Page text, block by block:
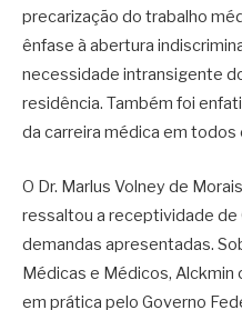
precarização do trabalho
ênfase à abertura
necessidade intransigente
residência. Também foi
da carreira médica em todos
O Dr. Marlus Volney de
ressaltou a receptividade de
demandas apresentadas.
Médicas e Médicos,
em prática pelo Governo